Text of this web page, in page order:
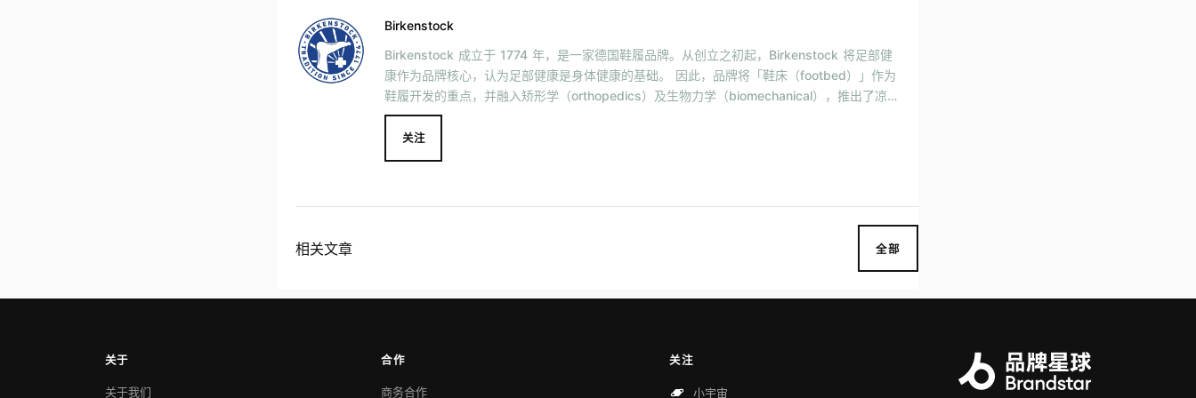
Birkenstock
Birkenstock 成立于 1774 年，是一家德国鞋履品牌。从创立之初起，Birkenstock 将足部健
康作为品牌核心，认为足部健康是身体健康的基础。 因此，品牌将「鞋床（footbed）」作为
鞋履开发的重点，并融入矫形学（orthopedics）及生物力学（biomechanical），推出了凉
鞋、休闲鞋、靴子等鞋履款式。Birkenstock 也曾与多个品牌推出联名鞋履，包括 Dior、Man
olo Blahnik、Valentino 等。
关注
相关文章 全部
关于
关于我们
合作
商务合作
关注
小宇宙